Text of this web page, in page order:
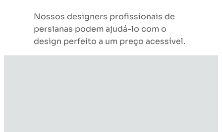
Nossos designers profissionais de
persianas podem ajudá-lo com o
design perfeito a um preço acessível.